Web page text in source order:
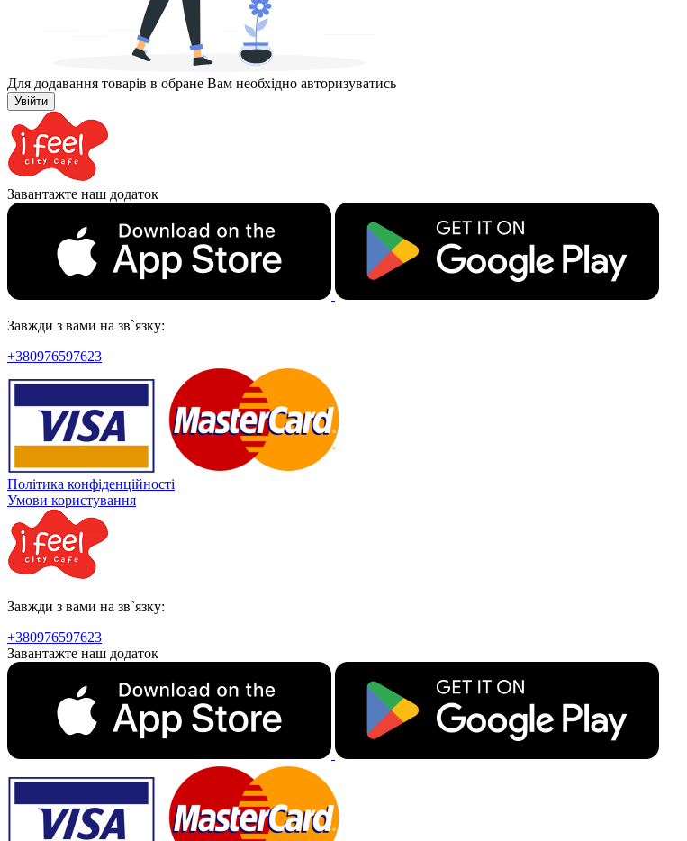
Для додавання товарів в обране Вам необхідно авторизуватись
Увійти
Завантажте наш додаток
Завжди з вами на зв`язку:
+380976597623
Політика конфіденційності
Умови користування
Завжди з вами на зв`язку:
+380976597623
Завантажте наш додаток